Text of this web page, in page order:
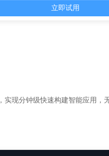
立即试用
实现分钟级快速构建智能应用，